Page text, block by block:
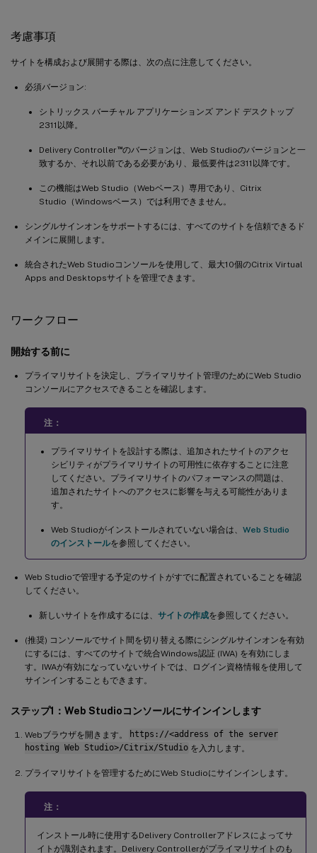
考慮事項
サイトを構成および展開する際は、次の点に注意してください。
必須バージョン:
シトリックス バーチャル アプリケーションズ アンド デスクトップ
2311以降。
Delivery Controller™のバージョンは、Web Studioのバージョンと一
致するか、それ以前である必要があり、最低要件は2311以降です。
この機能はWeb Studio（Webベース）専用であり、Citrix
Studio（Windowsベース）では利用できません。
シングルサインオンをサポートするには、すべてのサイトを信頼できるド
メインに展開します。
統合されたWeb Studioコンソールを使用して、最大10個のCitrix Virtual
Apps and Desktopsサイトを管理できます。
ワークフロー
開始する前に
プライマリサイトを決定し、プライマリサイト管理のためにWeb Studio
コンソールにアクセスできることを確認します。
注：
プライマリサイトを設計する際は、追加されたサイトのアクセ
シビリティがプライマリサイトの可用性に依存することに注意
してください。プライマリサイトのパフォーマンスの問題は、
追加されたサイトへのアクセスに影響を与える可能性がありま
す。
Web Studioがインストールされていない場合は、 Web Studio
のインストールを参照してください。
Web Studioで管理する予定のサイトがすでに配置されていることを確認
してください。
新しいサイトを作成するには、 サイトの作成を参照してください。
(推奨) コンソールでサイト間を切り替える際にシングルサインオンを有効
にするには、すべてのサイトで統合Windows認証 (IWA) を有効にしま
す。IWAが有効になっていないサイトでは、ログイン資格情報を使用して
サインインすることもできます。
ステップ1：Web Studioコンソールにサインインします
Webブラウザを開きます。
https://<address of the server
hosting Web Studio>/Citrix/Studio を入力します。
プライマリサイトを管理するためにWeb Studioにサインインします。
注：
インストール時に使用するDelivery Controllerアドレスによってサ
イトが識別されます。Delivery Controllerがプライマリサイトのも